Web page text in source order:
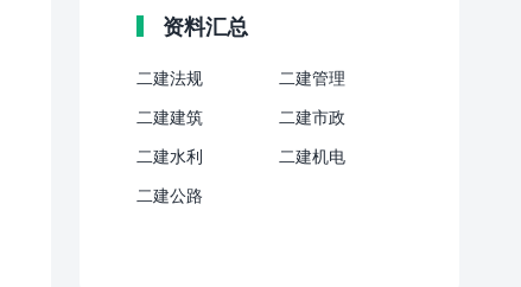
资料汇总
二建法规
二建管理
二建建筑
二建市政
二建水利
二建机电
二建公路